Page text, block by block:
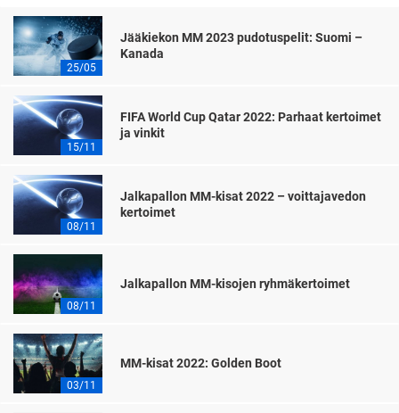
25/05
Jääkiekon MM 2023 pudotuspelit: Suomi –
Kanada
15/11
FIFA World Cup Qatar 2022: Parhaat kertoimet
ja vinkit
08/11
Jalkapallon MM-kisat 2022 – voittajavedon
kertoimet
08/11
Jalkapallon MM-kisojen ryhmäkertoimet
03/11
MM-kisat 2022: Golden Boot